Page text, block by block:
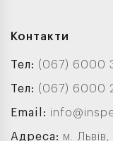
Контакти
Тел: (067) 6000
Тел: (067) 6000
Email:
Адреса: м.